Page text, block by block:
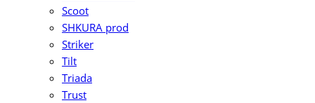
Scoot
SHKURA рrоd
Striker
Tilt
Triada
Trust